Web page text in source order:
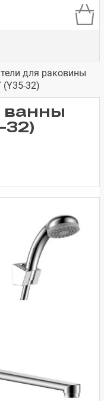
для раковины
32)
ванны
32)